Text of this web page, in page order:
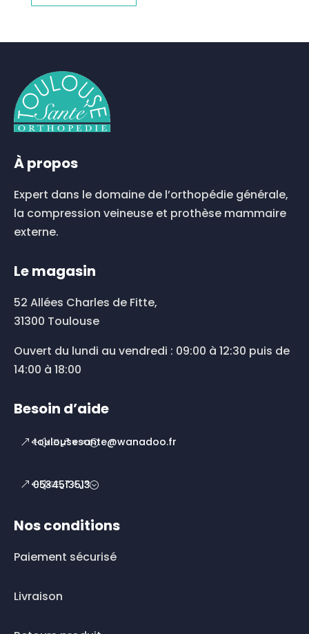
À propos
Expert dans le domaine de l’orthopédie générale,
la compression veineuse et prothèse mammaire
externe.
Le magasin
52 Allées Charles de Fitte,
31300 Toulouse
Ouvert du lundi au vendredi : 09:00 à 12:30 puis de
14:00 à 18:00
Besoin d’aide
toulousesante@wanadoo.fr
0534513513
Nos conditions
Paiement sécurisé
Livraison